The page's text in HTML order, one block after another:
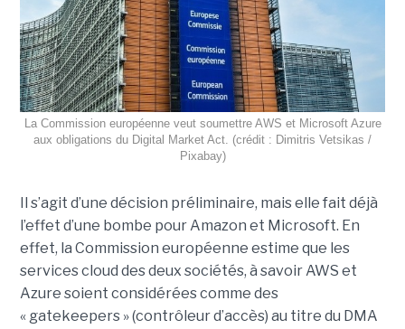
La Commission européenne veut soumettre AWS et Microsoft Azure
aux obligations du Digital Market Act. (crédit : Dimitris Vetsikas /
Pixabay)
Il s’agit d’une décision préliminaire, mais elle fait déjà
l’effet d’une bombe pour Amazon et Microsoft. En
effet, la Commission européenne estime que les
services cloud des deux sociétés, à savoir AWS et
Azure soient considérées comme des
« gatekeepers » (contrôleur d’accès) au titre du DMA